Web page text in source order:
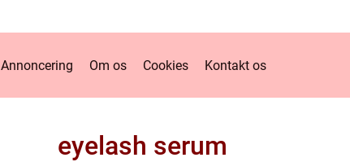
Annoncering Om os Cookies Kontakt os
eyelash serum